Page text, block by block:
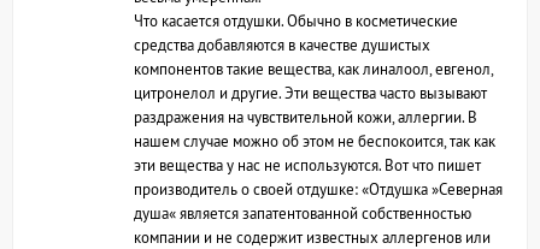
Что касается отдушки. Обычно в косметические
средства добавляются в качестве душистых
компонентов такие вещества, как линалоол, евгенол,
цитронелол и другие. Эти вещества часто вызывают
раздражения на чувствительной кожи, аллергии. В
нашем случае можно об этом не беспокоится, так как
эти вещества у нас не используются. Вот что пишет
производитель о своей отдушке: «Отдушка »Северная
душа« является запатентованной собственностью
компании и не содержит известных аллергенов или